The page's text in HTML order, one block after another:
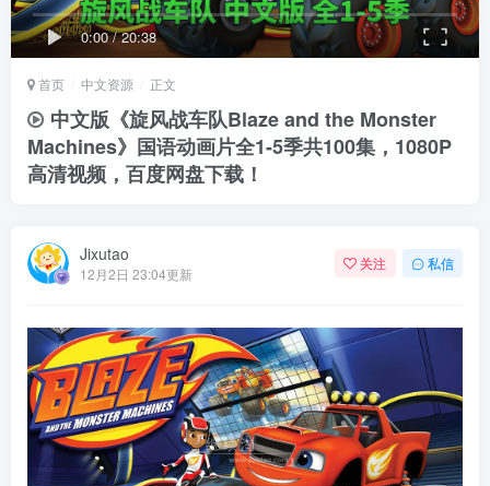
0:00/20:38
首页 中文资源 正文
中文版《旋风战车队Blaze and the Monster
Machines》国语动画片全1-5季共100集，1080P
高清视频，百度网盘下载！
Jixutao
12月2日 23:04更新
关注 私信